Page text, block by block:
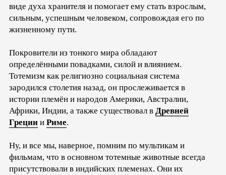
виде духа хранителя и помогает ему стать взрослым,
сильным, успешным человеком, сопровождая его по
жизненному пути.
Покровители из тонкого мира обладают
определёнными повадками, силой и влиянием.
Тотемизм как религиозно социальная система
зародился столетия назад, он прослеживается в
истории племён и народов Америки, Австралии,
Африки, Индии, а также существовал в Древней
Греции и Риме.
Ну, и все мы, наверное, помним по мультикам и
фильмам, что в основном тотемные животные всегда
присутствовали в индийских племенах. Они их